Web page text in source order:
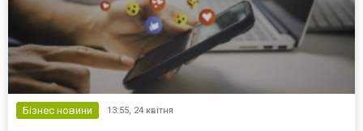
Бізнес новини 13:55, 24 квітня